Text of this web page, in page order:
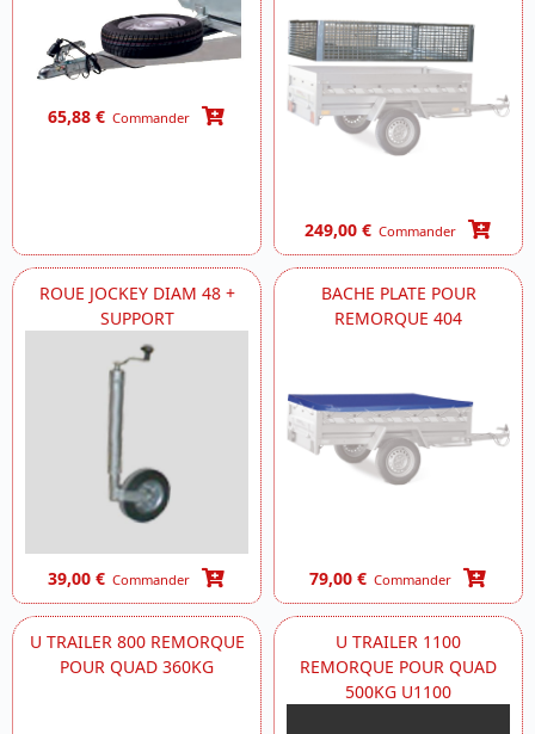
65,88 € Commander
249,00 € Commander
ROUE JOCKEY DIAM 48 +
SUPPORT
39,00 € Commander
BACHE PLATE POUR
REMORQUE 404
79,00 € Commander
U TRAILER 800 REMORQUE
POUR QUAD 360KG
U TRAILER 1100
REMORQUE POUR QUAD
500KG U1100